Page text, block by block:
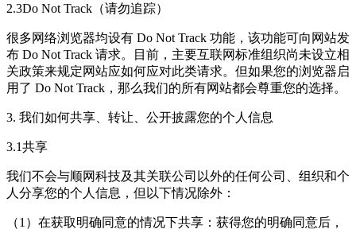
2.3Do Not Track（请勿追踪）
很多网络浏览器均设有 Do Not Track 功能，该功能可向网站发
布 Do Not Track 请求。目前，主要互联网标准组织尚未设立相
关政策来规定网站应如何应对此类请求。但如果您的浏览器启
用了 Do Not Track，那么我们的所有网站都会尊重您的选择。
3. 我们如何共享、转让、公开披露您的个人信息
3.1共享
我们不会与顺网科技及其关联公司以外的任何公司、组织和个
人分享您的个人信息，但以下情况除外：
（1）在获取明确同意的情况下共享：获得您的明确同意后，